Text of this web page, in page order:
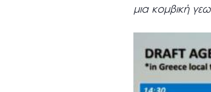
μια κομβική